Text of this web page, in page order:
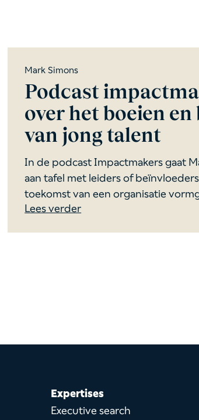
Mark Simons
Podcast
over het boeien en
van jong talent
In de podcast Impactmakers gaat
aan tafel met leiders of
toekomst van een organisatie
Lees verder
Expertises
Executive search